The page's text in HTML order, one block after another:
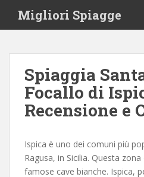
i
Migliori Spiagge
Spiaggia
Focallo di
Recensione e
Ispica è uno dei comuni più
Ragusa, in Sicilia. Questa
famose cave bianche. Ispica,